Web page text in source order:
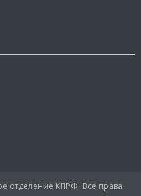
отделение КПРФ. Все права